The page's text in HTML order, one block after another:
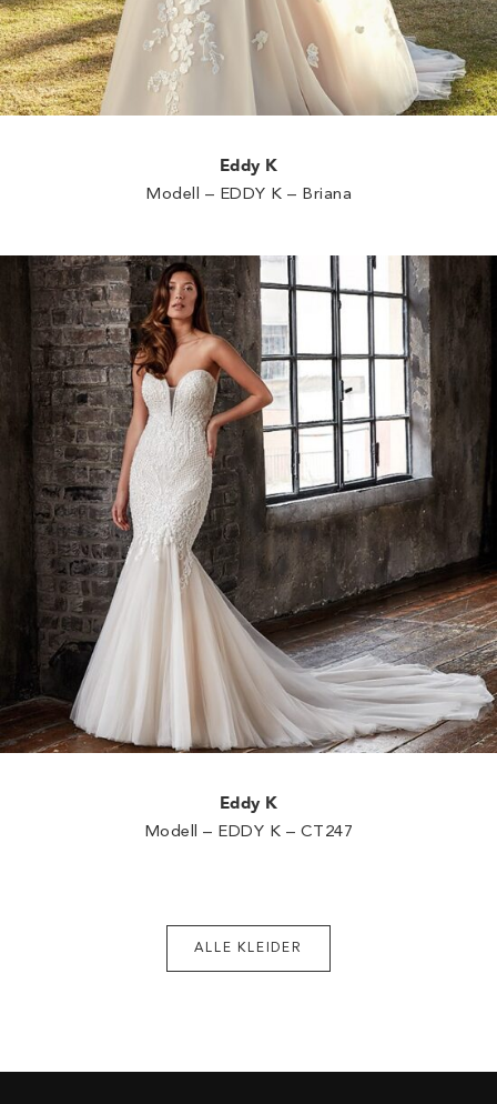
Eddy K
Modell – EDDY K – Briana
Eddy K
Modell – EDDY K – CT247
ALLE KLEIDER